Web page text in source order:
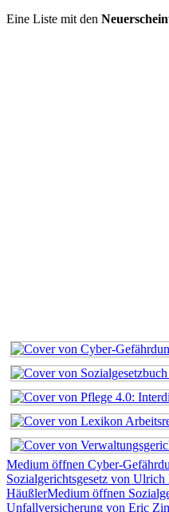
Eine Liste mit den
Medium öffnen Cyber-
Sozialgerichtsgesetz von Ulrich
HäußlerMedium öffnen
Unfallversicherung von Eric